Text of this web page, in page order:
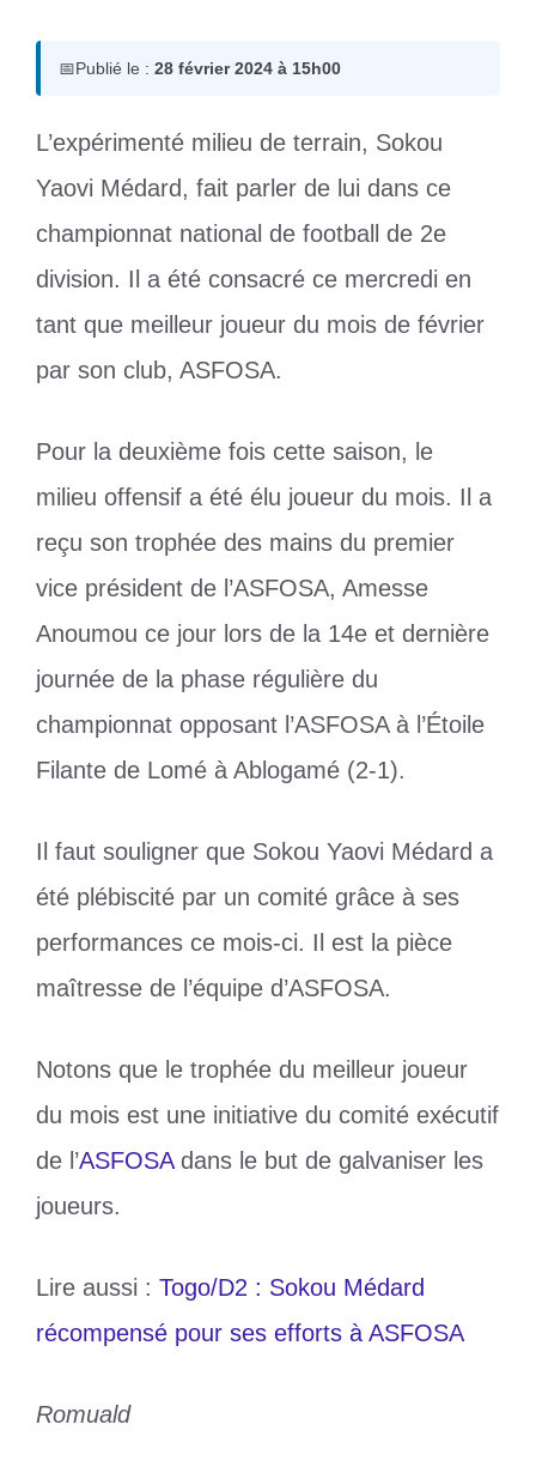
📅Publié le : 28 février 2024 à 15h00
L’expérimenté milieu de terrain, Sokou
Yaovi Médard, fait parler de lui dans ce
championnat national de football de 2e
division. Il a été consacré ce mercredi en
tant que meilleur joueur du mois de février
par son club, ASFOSA.
Pour la deuxième fois cette saison, le
milieu offensif a été élu joueur du mois. Il a
reçu son trophée des mains du premier
vice président de l’ASFOSA, Amesse
Anoumou ce jour lors de la 14e et dernière
journée de la phase régulière du
championnat opposant l’ASFOSA à l’Étoile
Filante de Lomé à Ablogamé (2-1).
Il faut souligner que Sokou Yaovi Médard a
été plébiscité par un comité grâce à ses
performances ce mois-ci. Il est la pièce
maîtresse de l’équipe d’ASFOSA.
Notons que le trophée du meilleur joueur
du mois est une initiative du comité exécutif
de l’ASFOSAdans le but de galvaniser les
joueurs.
Lire aussi : Togo/D2 : Sokou Médard
récompensé pour ses efforts à ASFOSA
Romuald